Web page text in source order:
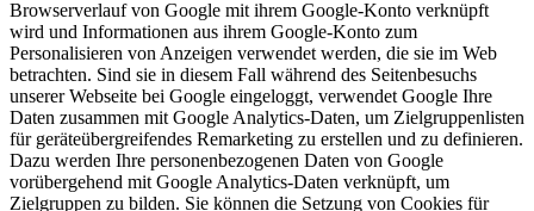
Browserverlauf von Google mit ihrem Google-Konto verknüpft
wird und Informationen aus ihrem Google-Konto zum
Personalisieren von Anzeigen verwendet werden, die sie im Web
betrachten. Sind sie in diesem Fall während des Seitenbesuchs
unserer Webseite bei Google eingeloggt, verwendet Google Ihre
Daten zusammen mit Google Analytics-Daten, um Zielgruppenlisten
für geräteübergreifendes Remarketing zu erstellen und zu definieren.
Dazu werden Ihre personenbezogenen Daten von Google
vorübergehend mit Google Analytics-Daten verknüpft, um
Zielgruppen zu bilden. Sie können die Setzung von Cookies für